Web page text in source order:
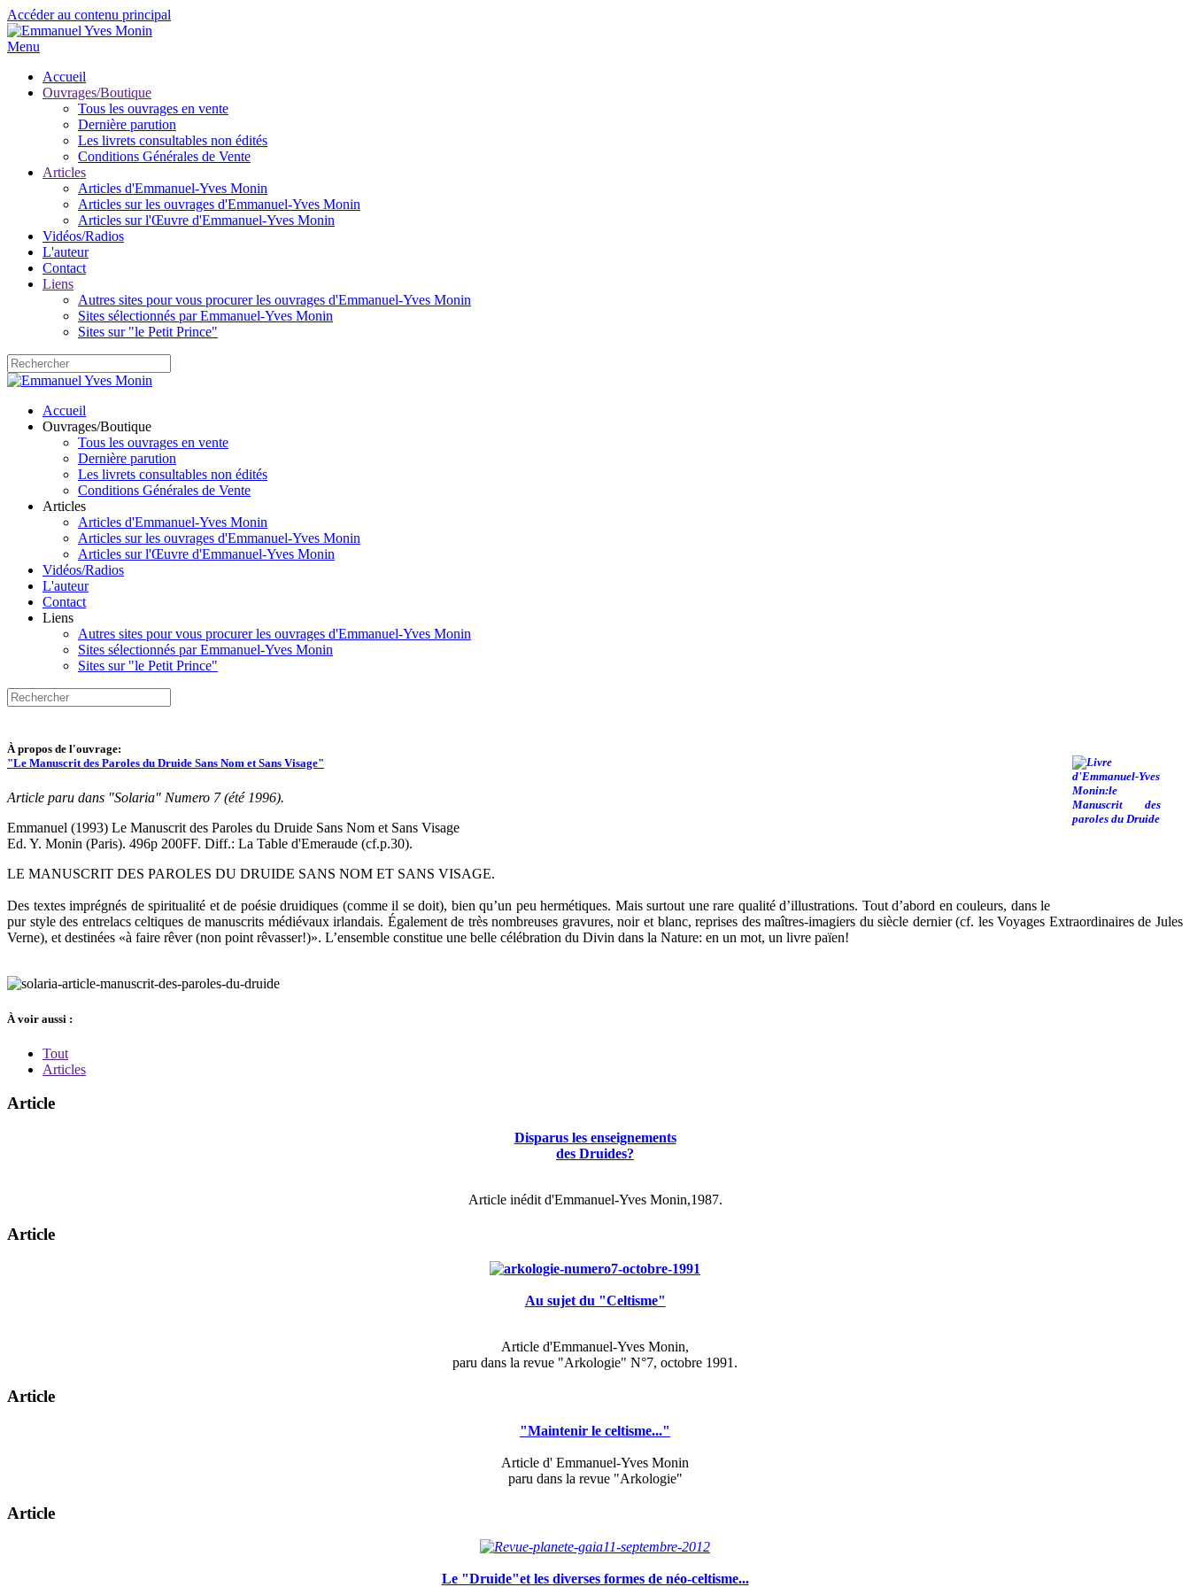
Accéder au contenu principal
Menu
Accueil
Ouvrages/Boutique
Tous les ouvrages en vente
Dernière parution
Les livrets consultables non édités
Conditions Générales de Vente
Articles
Articles d'Emmanuel-Yves Monin
Articles sur les ouvrages d'Emmanuel-Yves Monin
Articles sur l'Œuvre d'Emmanuel-Yves Monin
Vidéos/Radios
L'auteur
Contact
Liens
Autres sites pour vous procurer les ouvrages d'Emmanuel-Yves Monin
Sites sélectionnés par Emmanuel-Yves Monin
Sites sur "le Petit Prince"
Accueil
Ouvrages/Boutique
Tous les ouvrages en vente
Dernière parution
Les livrets consultables non édités
Conditions Générales de Vente
Articles
Articles d'Emmanuel-Yves Monin
Articles sur les ouvrages d'Emmanuel-Yves Monin
Articles sur l'Œuvre d'Emmanuel-Yves Monin
Vidéos/Radios
L'auteur
Contact
Liens
Autres sites pour vous procurer les ouvrages d'Emmanuel-Yves Monin
Sites sélectionnés par Emmanuel-Yves Monin
Sites sur "le Petit Prince"
À propos de l'ouvrage:
"Le Manuscrit des Paroles du Druide Sans Nom et Sans Visage"
Article paru dans "Solaria" Numero 7 (été 1996).
Emmanuel (1993) Le Manuscrit des Paroles du Druide Sans Nom et Sans Visage
Ed. Y. Monin (Paris). 496p 200FF. Diff.: La Table d'Emeraude (cf.p.30).
LE MANUSCRIT DES PAROLES DU DRUIDE SANS NOM ET SANS VISAGE.
Des textes imprégnés de spiritualité et de poésie druidiques (comme il se doit), bien qu’un peu hermétiques. Mais surtout une rare qualité d’illustrations. Tout d’abord en couleurs, dans le
pur style des entrelacs celtiques de manuscrits médiévaux irlandais. Également de très nombreuses gravures, noir et blanc, reprises des maîtres-imagiers du siècle dernier (cf. les Voyages Extraordinaires de Jules
Verne), et destinées «à faire rêver (non point rêvasser!)». L’ensemble constitue une belle célébration du Divin dans la Nature: en un mot, un livre païen!
À voir aussi :
Tout
Articles
Article
Disparus les enseignements
des Druides?
Article inédit d'Emmanuel-Yves Monin,1987.
Article
Au sujet du "Celtisme"
Article d'Emmanuel-Yves Monin,
paru dans la revue "Arkologie" N°7, octobre 1991.
Article
"Maintenir le celtisme..."
Article d' Emmanuel-Yves Monin
paru dans la revue "Arkologie"
Article
Le "Druide"et les diverses formes de néo-celtisme...